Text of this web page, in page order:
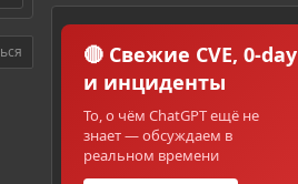
🔴 Свежие CVE, 0-day
и инциденты
То, о чём ChatGPT ещё не
знает — обсуждаем в
реальном времени